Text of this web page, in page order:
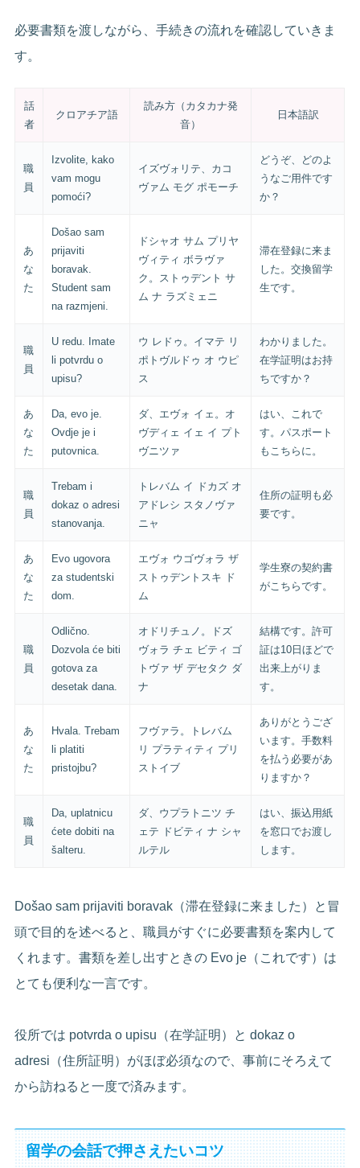
必要書類を渡しながら、手続きの流れを確認していきま
す。
話
者
クロアチア語
読み方（カタカナ発
音）
日本語訳
職
員
Izvolite, kako
vam mogu
pomoći?
イズヴォリテ、カコ
ヴァム モグ ポモーチ
どうぞ、どのよ
うなご用件です
か？
あ
な
た
Došao sam
prijaviti
boravak.
Student sam
na razmjeni.
ドシャオ サム プリヤ
ヴィティ ボラヴァ
ク。ストゥデント サ
ム ナ ラズミェニ
滞在登録に来ま
した。交換留学
生です。
職
員
U redu. Imate
li potvrdu o
upisu?
ウ レドゥ。イマテ リ
ポトヴルドゥ オ ウピ
ス
わかりました。
在学証明はお持
ちですか？
あ
な
た
Da, evo je.
Ovdje je i
putovnica.
ダ、エヴォ イェ。オ
ヴディェ イェ イ プト
ヴニツァ
はい、これで
す。パスポート
もこちらに。
職
員
Trebam i
dokaz o adresi
stanovanja.
トレバム イ ドカズ オ
アドレシ スタノヴァ
ニャ
住所の証明も必
要です。
あ
な
た
Evo ugovora
za studentski
dom.
エヴォ ウゴヴォラ ザ
ストゥデントスキ ド
ム
学生寮の契約書
がこちらです。
職
員
Odlično.
Dozvola će biti
gotova za
desetak dana.
オドリチュノ。ドズ
ヴォラ チェ ビティ ゴ
トヴァ ザ デセタク ダ
ナ
結構です。許可
証は10日ほどで
出来上がりま
す。
あ
な
た
Hvala. Trebam
li platiti
pristojbu?
フヴァラ。トレバム
リ プラティティ プリ
ストイブ
ありがとうござ
います。手数料
を払う必要があ
りますか？
職
員
Da, uplatnicu
ćete dobiti na
šalteru.
ダ、ウプラトニツ チ
ェテ ドビティ ナ シャ
ルテル
はい、振込用紙
を窓口でお渡し
します。
Došao sam prijaviti boravak（滞在登録に来ました）と冒
頭で目的を述べると、職員がすぐに必要書類を案内して
くれます。書類を差し出すときの Evo je（これです）は
とても便利な一言です。
役所では potvrda o upisu（在学証明）と dokaz o
adresi（住所証明）がほぼ必須なので、事前にそろえて
から訪ねると一度で済みます。
留学の会話で押さえたいコツ